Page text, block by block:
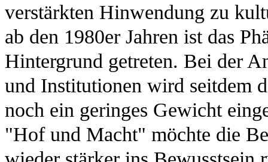
verstärkten Hinwendung zu
ab den 1980er Jahren ist das
Hintergrund getreten. Bei der
und Institutionen wird seitdem
noch ein geringes Gewicht
"Hof und Macht" möchte die